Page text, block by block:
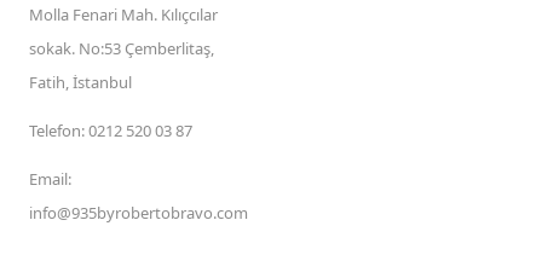
Molla Fenari Mah. Kılıçcılar
sokak. No:53 Çemberlitaş,
Fatih, İstanbul
Telefon:0212 520 03 87
Email:
info@935byrobertobravo.com